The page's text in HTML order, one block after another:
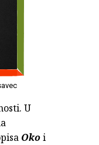
U
Okoi